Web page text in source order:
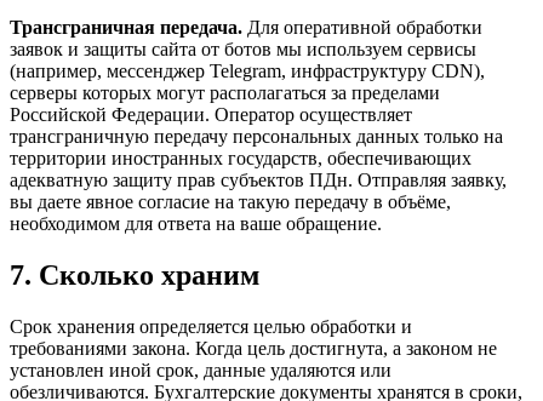
Трансграничная передача. Для оперативной обработки
заявок и защиты сайта от ботов мы используем сервисы
(например, мессенджер Telegram, инфраструктуру CDN),
серверы которых могут располагаться за пределами
Российской Федерации. Оператор осуществляет
трансграничную передачу персональных данных только на
территории иностранных государств, обеспечивающих
адекватную защиту прав субъектов ПДн. Отправляя заявку,
вы даете явное согласие на такую передачу в объёме,
необходимом для ответа на ваше обращение.
7. Сколько храним
Срок хранения определяется целью обработки и
требованиями закона. Когда цель достигнута, а законом не
установлен иной срок, данные удаляются или
обезличиваются. Бухгалтерские документы хранятся в сроки,